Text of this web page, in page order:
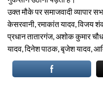
उक्त मौके पर समाजवादी व्यापार
केसरवानी, रमाकांत यादव, विजय
प्रधान तातारगंज, अशोक कुमार
यादव, दिनेश पाठक, बृजेश यादव,